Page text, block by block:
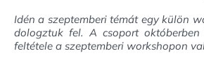
Idén a szeptemberi témát egy külön
dologztuk fel. A csoport
feltétele a szeptemberi workshopon